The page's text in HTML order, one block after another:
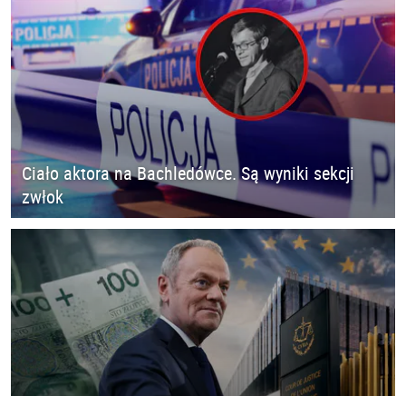
Ciało aktora na Bachledówce. Są wyniki sekcji
zwłok